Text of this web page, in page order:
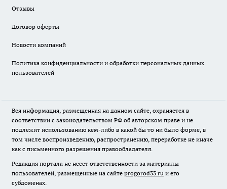
Отзывы
Договор оферты
Новости компаний
Политика конфиденциальности и обработки персональных данных
пользователей
Вся информация, размещенная на данном сайте, охраняется в
соответствии с законодательством РФ об авторском праве и не
подлежит использованию кем-либо в какой бы то ни было форме, в
том числе воспроизведению, распространению, переработке не иначе
как с письменного разрешения правообладателя.
Редакция портала не несет ответственности за материалы
пользователей, размещенные на сайте progorod33.ru и его
субдоменах.